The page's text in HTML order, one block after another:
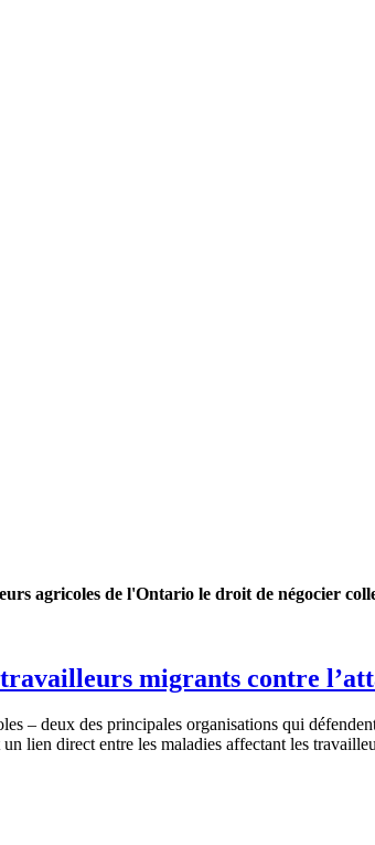
agricoles de l'Ontario le droit de négocier
travailleurs migrants contre
– deux des principales organisations qui
un lien directentre les maladies affectantles